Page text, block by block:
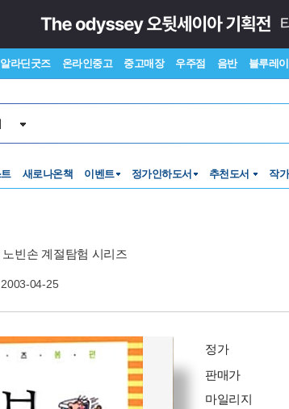
알라딘굿즈 온라인중고 중고매장 우주점 음반 블루레이
새로나온책 이벤트 정가인하도서 추천도서 작
빈손 계절탐험 시리즈
2003-04-25
정가
판매가
마일리지